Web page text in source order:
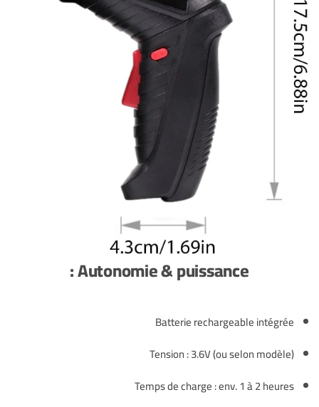
Autonomie & puissance :
Batterie rechargeable intégrée
Tension : 3.6V (ou selon modèle)
Temps de charge : env. 1 à 2 heures